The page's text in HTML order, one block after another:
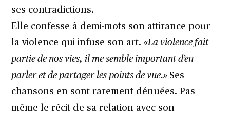
ses contradictions.
Elle confesse à demi-mots son attirance pour
la violence qui infuse son art. «La violence fait
partie de nos vies, il me semble important d’en
parler et de partager les points de vue.» Ses
chansons en sont rarement dénuées. Pas
même le récit de sa relation avec son